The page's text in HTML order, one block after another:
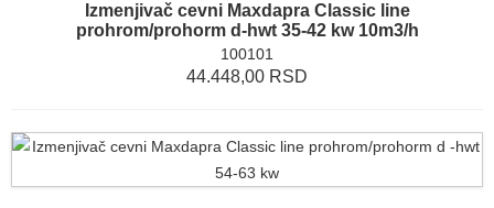
Izmenjivač cevni Maxdapra Classic line
prohrom/prohorm d-hwt 35-42 kw 10m3/h
100101
44.448,00 RSD